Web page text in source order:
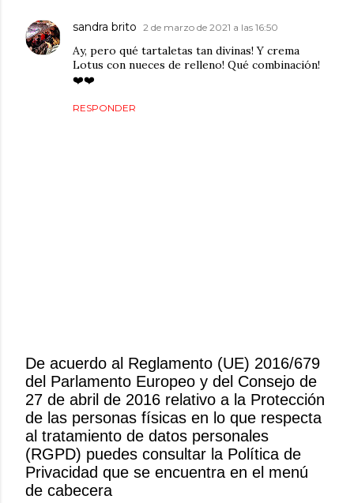
sandra brito 2 de marzo de 2021 a las 16:50
Ay, pero qué tartaletas tan divinas! Y crema
Lotus con nueces de relleno! Qué combinación!
❤️❤️
RESPONDER
P
u
b
l
i
c
a
De acuerdo al Reglamento (UE) 2016/679
del Parlamento Europeo y del Consejo de
27 de abril de 2016 relativo a la Protección
de las personas físicas en lo que respecta
al tratamiento de datos personales
(RGPD) puedes consultar la Política de
Privacidad que se encuentra en el menú
de cabecera